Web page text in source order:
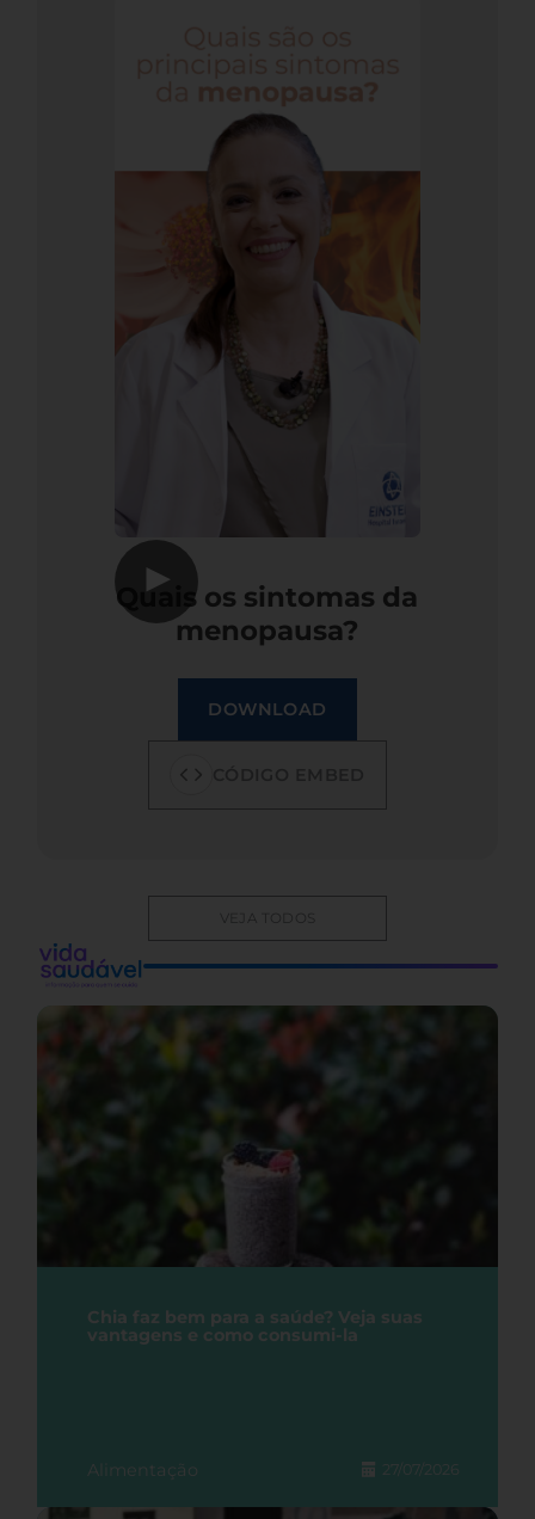
▶
Quais os sintomas da
menopausa?
DOWNLOAD
VEJA TODOS
Chia faz bem para a saúde? Veja suas
vantagens e como consumi-la
Alimentação 27/07/2026